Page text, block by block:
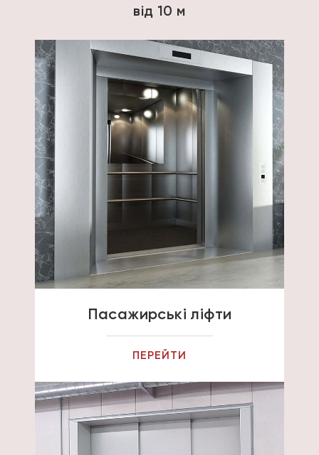
від 10 м
Пасажирські ліфти
ПЕРЕЙТИ